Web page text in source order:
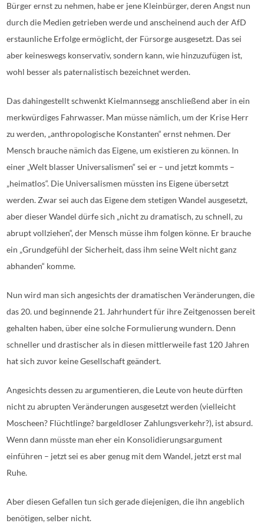
Bürger ernst zu nehmen, habe er jene Kleinbürger, deren Angst nun
durch die Medien getrieben werde und anscheinend auch der AfD
erstaunliche Erfolge ermöglicht, der Fürsorge ausgesetzt. Das sei
aber keineswegs konservativ, sondern kann, wie hinzuzufügen ist,
wohl besser als paternalistisch bezeichnet werden.
Das dahingestellt schwenkt Kielmannsegg anschließend aber in ein
merkwürdiges Fahrwasser. Man müsse nämlich, um der Krise Herr
zu werden, „anthropologische Konstanten“ ernst nehmen. Der
Mensch brauche nämich das Eigene, um existieren zu können. In
einer „Welt blasser Universalismen“ sei er – und jetzt kommts –
„heimatlos“. Die Universalismen müssten ins Eigene übersetzt
werden. Zwar sei auch das Eigene dem stetigen Wandel ausgesetzt,
aber dieser Wandel dürfe sich „nicht zu dramatisch, zu schnell, zu
abrupt vollziehen“, der Mensch müsse ihm folgen könne. Er brauche
ein „Grundgefühl der Sicherheit, dass ihm seine Welt nicht ganz
abhanden“ komme.
Nun wird man sich angesichts der dramatischen Veränderungen, die
das 20. und beginnende 21. Jahrhundert für ihre Zeitgenossen bereit
gehalten haben, über eine solche Formulierung wundern. Denn
schneller und drastischer als in diesen mittlerweile fast 120 Jahren
hat sich zuvor keine Gesellschaft geändert.
Angesichts dessen zu argumentieren, die Leute von heute dürften
nicht zu abrupten Veränderungen ausgesetzt werden (vielleicht
Moscheen? Flüchtlinge? bargeldloser Zahlungsverkehr?), ist absurd.
Wenn dann müsste man eher ein Konsolidierungsargument
einführen – jetzt sei es aber genug mit dem Wandel, jetzt erst mal
Ruhe.
Aber diesen Gefallen tun sich gerade diejenigen, die ihn angeblich
benötigen, selber nicht.